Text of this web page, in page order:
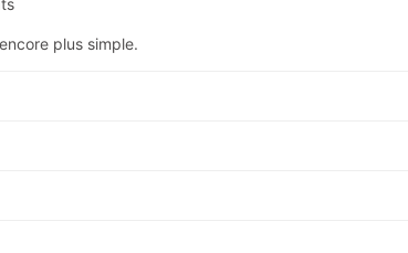
plus simple.